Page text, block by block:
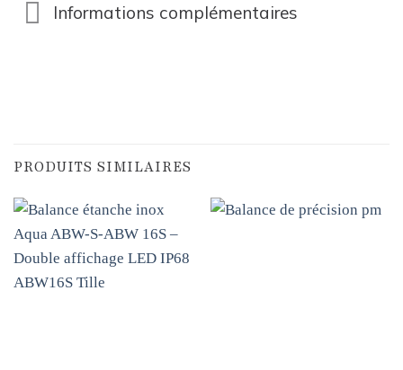
Informations complémentaires
PRODUITS SIMILAIRES